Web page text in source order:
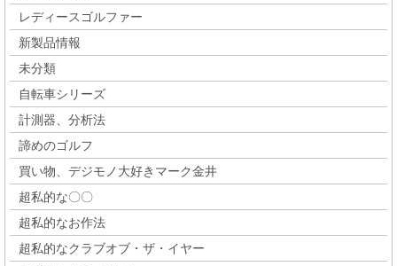
レディースゴルファー
新製品情報
未分類
自転車シリーズ
計測器、分析法
諦めのゴルフ
買い物、デジモノ大好きマーク金井
超私的な〇〇
超私的なお作法
超私的なクラブオブ・ザ・イヤー